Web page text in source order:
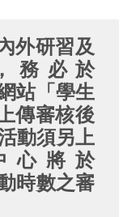
外研習及
務必於
站「學生
傳審核後
動須另上
心將於
時數之審